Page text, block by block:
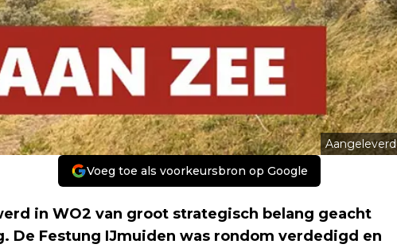
Aangeleverd
Voeg toe als voorkeursbron op Google
in WO2 van groot strategisch belang geacht
De Festung IJmuiden was rondom verdedigd en